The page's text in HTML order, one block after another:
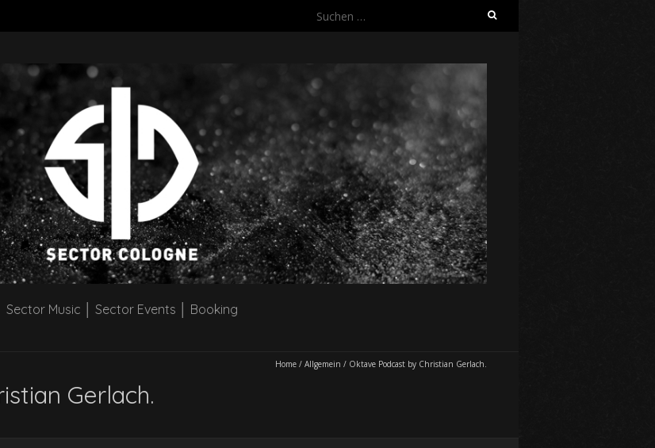
Suchen
Sector Music │ Sector Events │ Booking
Home / Allgemein / Oktave Podcast by Christian Gerlach.
Gerlach.